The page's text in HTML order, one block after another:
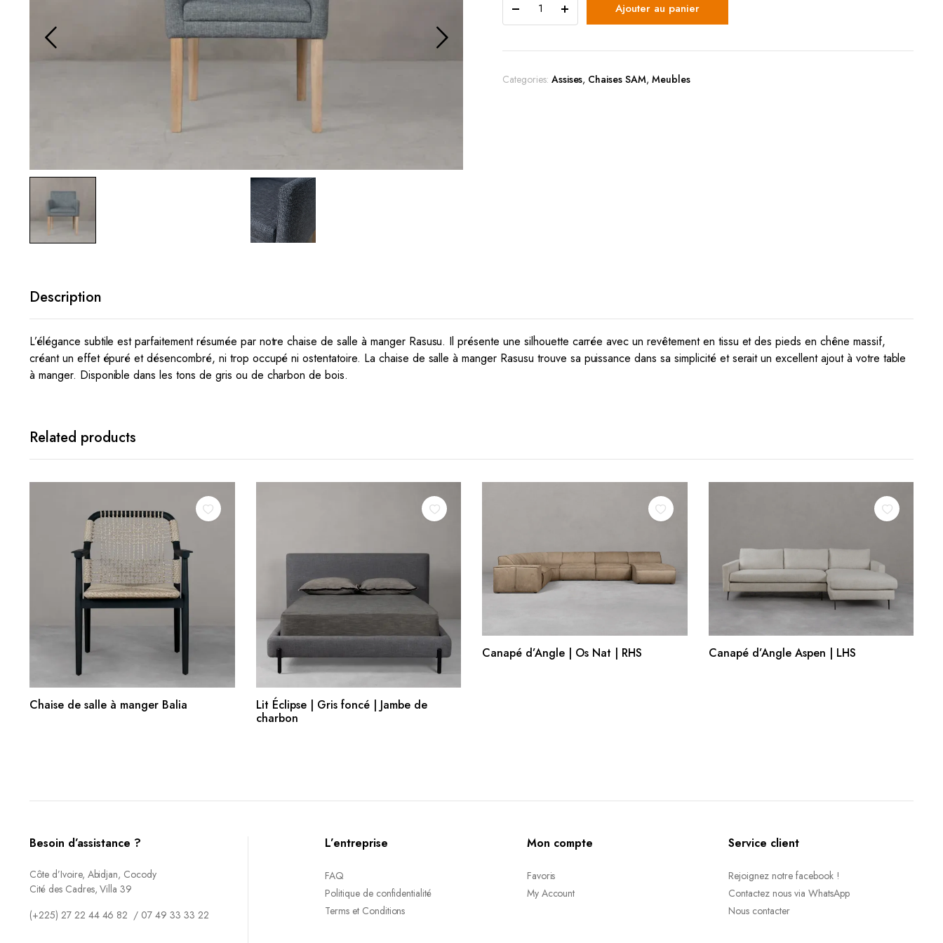
Ajouter au panier
Categories: Assises, Chaises SAM,Meubles
Description
L’élégance subtile est parfaitement résumée par notre chaise de salle à manger Rasusu. Il présente une silhouette carrée avec un revêtement en tissu et des pieds en chêne massif,
créant un effet épuré et désencombré, ni trop occupé ni ostentatoire. La chaise de salle à manger Rasusu trouve sa puissance dans sa simplicité et serait un excellent ajout à votre table
à manger. Disponible dans les tons de gris ou de charbon de bois.
Related products
AJOUTER AU PANIER
Chaise de salle à manger Balia AJOUTER AU PANIER
Lit Éclipse | Gris foncé | Jambe de
charbon
AJOUTER AU PANIER
Canapé d’Angle | Os Nat | RHS AJOUTER AU PANIER
Canapé d’Angle Aspen | LHS
Besoin d’assistance ?
Côte d’Ivoire, Abidjan, Cocody
Cité des Cadres, Villa 39
(+225) 27 22 44 46 82 / 07 49 33 33 22
L’entreprise
FAQ
Politique de confidentialité
Terms et Conditions
Mon compte
Favoris
My Account
Service client
Rejoignez notre facebook !
Contactez nous via WhatsApp
Nous contacter